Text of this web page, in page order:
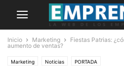
Inicio Marketing
Fiestas Patrias:
aumento de ventas?
Marketing Noticias PORTADA